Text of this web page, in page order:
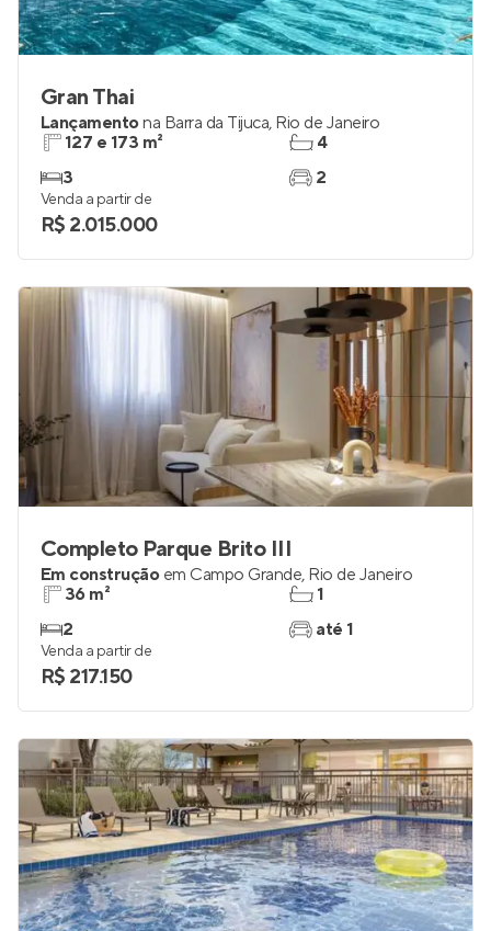
Gran Thai
Lançamentona Barra da Tijuca, Rio de Janeiro
127 e 173 m²
3
4
2
Venda a partir de
R$ 2.015.000
Completo Parque Brito III
Em construção em Campo Grande, Rio de Janeiro
36 m²
2
1
até 1
Venda a partir de
R$ 217.150